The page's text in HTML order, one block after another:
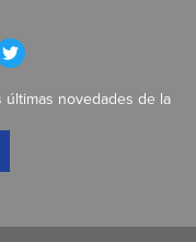
novedades de la